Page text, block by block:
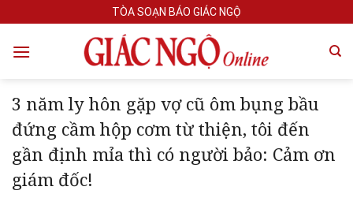
to
content
TÒA SOẠN BÁO GIÁC NGỘ
3 năm ly hôn gặp vợ cũ ôm bụng bầu
đứng cầm hộp cơm từ thiện, tôi đến
gần định mỉa thì có người bảo: Cảm ơn
giám đốc!